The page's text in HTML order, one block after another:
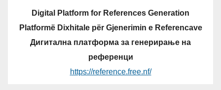
Digital Platform for References Generation
Platformë Dixhitale për Gjenerimin e Referencave
Дигитална платформа за генерирање на
референци
https://reference.free.nf/